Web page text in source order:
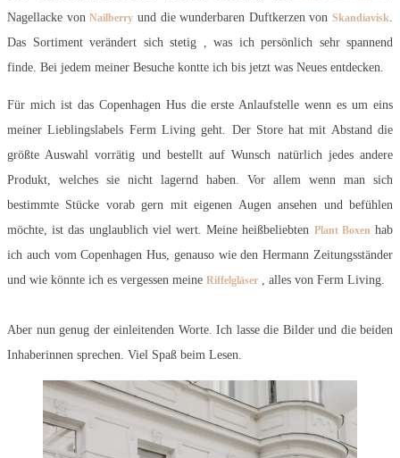
Nagellacke vonNailberry und die wunderbaren Duftkerzen von Skandiavisk
Das Sortiment verändert sich stetig , was ich persönlich sehr spannend
finde. Bei jedem meiner Besuche kontte ich bis jetzt was Neues entdecken.
Für mich ist das Copenhagen Hus die erste Anlaufstelle wenn es um eins
meiner Lieblingslabels Ferm Living geht. Der Store hat mit Abstand die
größte Auswahl vorrätig und bestellt auf Wunsch natürlich jedes andere
Produkt, welches sie nicht lagernd haben. Vor allem wenn man sich
bestimmte Stücke vorab gern mit eigenen Augen ansehen und befühlen
möchte, ist das unglaublich viel wert. Meine heißbeliebten Plant Boxen hab
ich auch vom Copenhagen Hus, genauso wie den Hermann Zeitungsständer
und wie könnte ich es vergessen meine Riffelgläser , alles von Ferm Living.
Aber nun genug der einleitenden Worte. Ich lasse die Bilder und die beiden
Inhaberinnen sprechen. Viel Spaß beim Lesen.